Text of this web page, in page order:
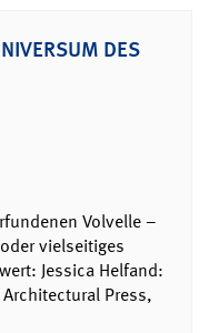
DES
Volvelle –
vielseitiges
Jessica Helfand:
Press,